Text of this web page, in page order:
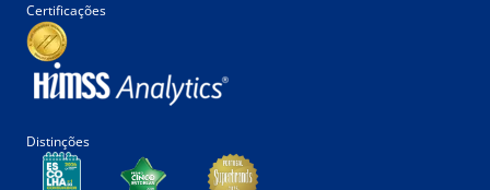
Certificações
Distinções